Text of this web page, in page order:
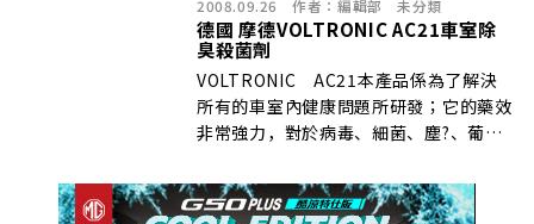
以下的堅持及創新…
2008.09.26 作者： 編輯部 未分類
德國 摩德VOLTRONIC AC21車室除
臭殺菌劑
VOLTRONIC AC21本產品係為了解決
所有的車室內健康問題所研發；它的藥效
非常強力，對於病毒、細菌、塵?、葡萄
死，卻對人體無任何副作用。噴霧粒子非
常微小，可滲入被噴灑物的裏層